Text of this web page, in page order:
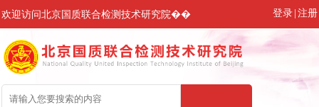
欢迎访问北京国质联合检测技术研究院�� 登录 注册